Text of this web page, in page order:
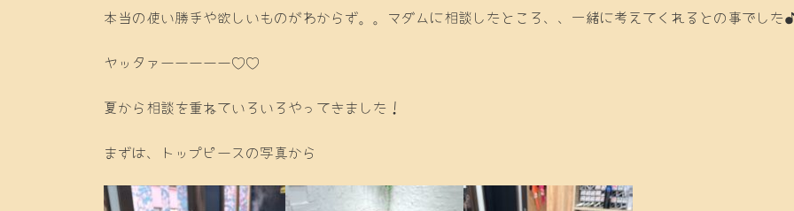
本当の使い勝手や欲しいものがわからず。。マダムに相談したところ、、一緒に考えてくれるとの事でし
ヤッタァーーーーー♡♡
夏から相談を重ねていろいろやってきました！
まずは、トップピースの写真から